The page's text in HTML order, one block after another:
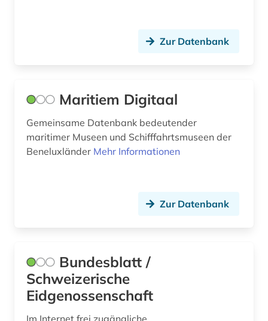
wiedervereinigung (1)
wien (3)
wissenschaftsgeschichte (1)
zeitschrift (1)
zeitungsartikel (1)
zeitungsausschnitt (1)
Zur Datenbank
Maritiem Digitaal
Gemeinsame Datenbank bedeutender
maritimer Museen und Schifffahrtsmuseen der
Beneluxländer Mehr Informationen
Zur Datenbank
Bundesblatt /
Schweizerische
Eidgenossenschaft